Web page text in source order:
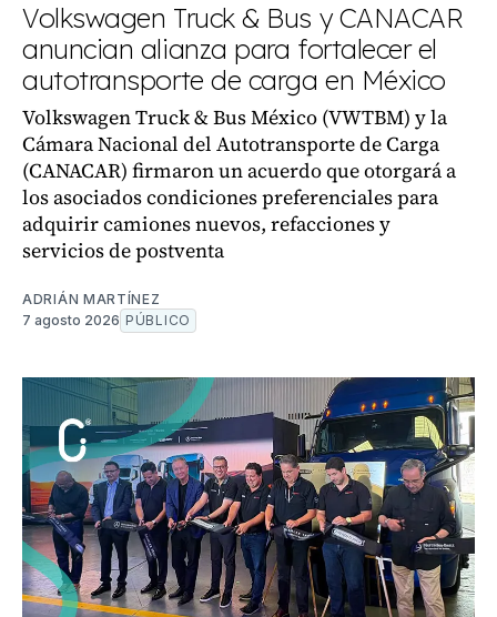
Volkswagen Truck & Bus y CANACAR
anuncian alianza para fortalecer el
autotransporte de carga en México
Volkswagen Truck & Bus México (VWTBM) y la
Cámara Nacional del Autotransporte de Carga
(CANACAR) firmaron un acuerdo que otorgará a
los asociados condiciones preferenciales para
adquirir camiones nuevos, refacciones y
servicios de postventa
ADRIÁN MARTÍNEZ
7 agosto 2026 PÚBLICO